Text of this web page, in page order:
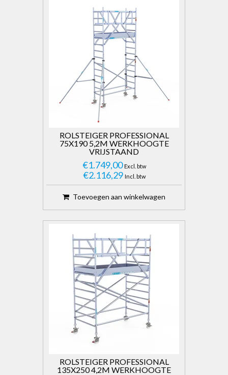
ROLSTEIGER PROFESSIONAL
75X190 5,2M WERKHOOGTE
VRIJSTAAND
€1.749,00 Excl. btw
€2.116,29 Incl. btw
Toevoegen aan winkelwagen
ROLSTEIGER PROFESSIONAL
135X250 4,2M WERKHOOGTE